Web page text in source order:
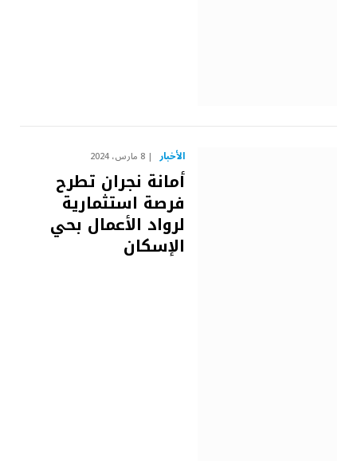
الأخبار 8 مارس، 2024
أمانة نجران تطرح
فرصة استثمارية
لرواد الأعمال بحي
الإسكان